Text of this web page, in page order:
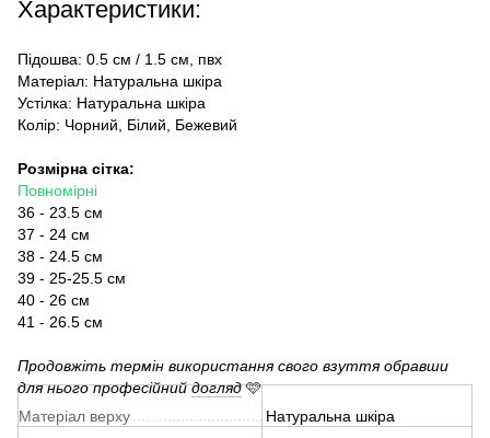
Характеристики:
Підошва: 0.5 см / 1.5 см, пвх
Матеріал: Натуральна шкіра
Устілка: Натуральна шкіра
Колір: Чорний, Білий, Бежевий
Розмірна сітка:
Повномірні
36 - 23.5 см
37 - 24 см
38 - 24.5 см
39 - 25-25.5 см
40 - 26 см
41 - 26.5 см
Продовжіть термін використання свого взуття обравши
для нього професійнийдогляд 🩷
Матеріал верху
Натуральна шкіра